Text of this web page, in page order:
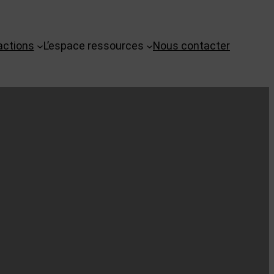
L’espace ressources Nous contacter